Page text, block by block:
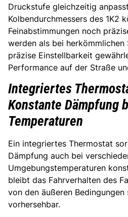
Druckstufe gleichzeitig
Kolbendurchmessers des 1K2
Feinabstimmungen noch
werden als bei
präzise Einstellbarkeit
Performance auf der Straße
Integriertes
Konstante Dämpfung
Temperaturen
Ein integriertes Thermostat
Dämpfung auch bei
Umgebungstemperaturen
bleibt das Fahrverhalten des
von den äußeren Bedingungen
vorhersehbar.